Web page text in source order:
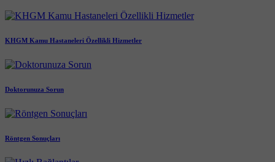
KHGM Kamu Hastaneleri Özellikli Hizmetler
Doktorunuza Sorun
Röntgen Sonuçları